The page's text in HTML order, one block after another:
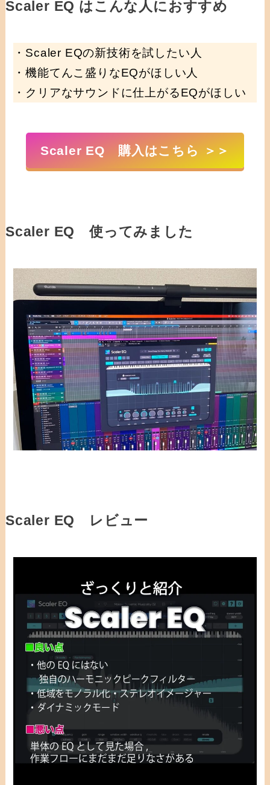
Scaler EQ はこんな人におすすめ
・Scaler EQの新技術を試したい人
・機能てんこ盛りなEQがほしい人
・クリアなサウンドに仕上がるEQがほしい
Scaler EQ 購入はこちら ＞＞
Scaler EQ 使ってみました
Scaler EQ レビュー